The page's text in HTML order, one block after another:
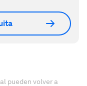
pueden volver a